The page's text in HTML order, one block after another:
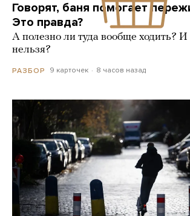
Говорят, баня помогает
Это правда?
А полезно ли туда вообще ходить? И
нельзя?
РАЗБОР 9 карточек 8 часов назад